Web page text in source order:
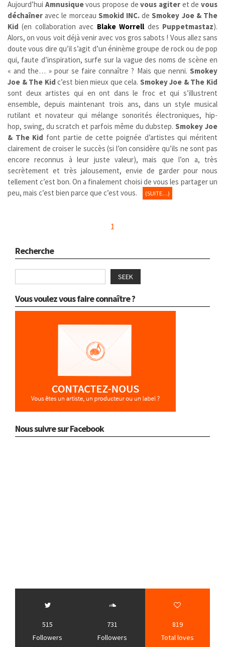
Aujourd’hui Amnusiquevous propose devous agiter et devous
déchaîner avec le morceau Smokid INC. deSmokey Joe & The
Kid (en collaboration avec Blake Worrell des Puppetmastaz).
Alors, on vous voit déjà venir avec vos gros sabots ! Vous allez sans
doute vous dire qu’il s’agit d’un éninème groupe de rock ou de pop
qui, faute d’inspiration, surfe sur la vague des noms de scène en
« and the… » pour se faire connaître ? Mais que nenni. Smokey
Joe & The Kid c’est bien mieux que cela. Smokey Joe & The Kid
sont deux artistes qui en ont dans le froc et qui s’illustrent
ensemble, depuis maintenant trois ans, dans un style musical
rutilant et novateur qui mélange sonorités électroniques, hip-
hop, swing, du scratch et parfois même du dubstep.Smokey Joe
& The Kid font partie de cette poignée d’artistes qui méritent
clairement de croiser le succès (si l’on considère qu’ils ne sont pas
encore reconnus à leur juste valeur), mais que l’on a, très
secrètement et très jalousement, envie de garder pour nous
tellement c’est bon. On a finalement choisi de vous les partager un
peu, mais c’est bien parce que c’est vous.
(SUITE…)
1
Recherche
SEEK
Vous voulez vous faire connaître ?
Nous suivre sur Facebook
515
Followers
731
Followers
819
Total loves